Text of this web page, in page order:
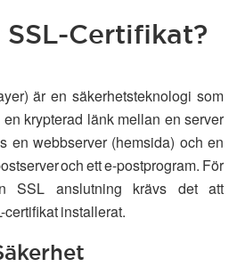
Certifikat?
är en säkerhetsteknologi som
krypterad länk mellan en server
en webbserver (hemsida) och en
och ett e-postprogram. För
SSL anslutning krävs det att
certifikat installerat.